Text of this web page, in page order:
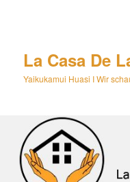
La Casa De
Yaikukamui Huasi I Wir